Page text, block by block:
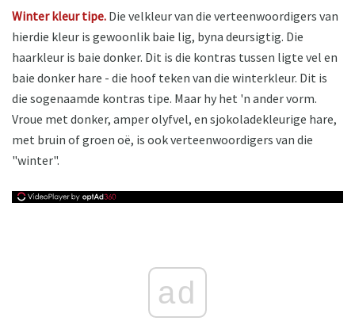
Winter kleur tipe. Die velkleur van die verteenwoordigers van
hierdie kleur is gewoonlik baie lig, byna deursigtig. Die
haarkleur is baie donker. Dit is die kontras tussen ligte vel en
baie donker hare - die hoof teken van die winterkleur. Dit is
die sogenaamde kontras tipe. Maar hy het 'n ander vorm.
Vroue met donker, amper olyfvel, en sjokoladekleurige hare,
met bruin of groen oë, is ook verteenwoordigers van die
"winter".
ad